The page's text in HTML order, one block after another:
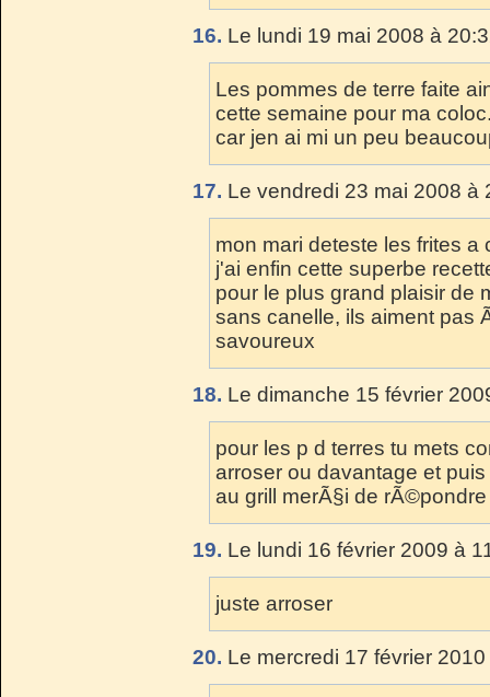
16. Le lundi 19 mai 2008 à
Les pommes de terre faite
cette semaine pour ma
car jen ai mi un peu
17. Le vendredi 23 mai 2008 à
mon mari deteste les frites
j'ai enfin cette superbe
pour le plus grand plaisir de
sans canelle, ils aiment pas
savoureux
18. Le dimanche 15 février
pour les p d terres tu mets
arroser ou davantage et
au grill merÃ§i de rÃ©pondre
19. Le lundi 16 février 2009 à
juste arroser
20. Le mercredi 17 février